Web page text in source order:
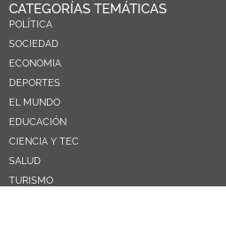
CATEGORÍAS TEMÁTICAS
POLÍTICA
SOCIEDAD
ECONOMIA
DEPORTES
EL MUNDO
EDUCACIÓN
CIENCIA Y TEC
SALUD
TURISMO